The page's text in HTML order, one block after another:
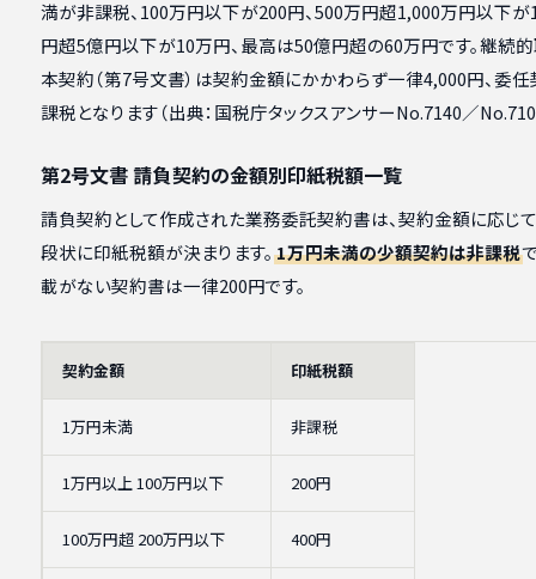
満が非課税、100万円以下が200円、500万円超1,000万円以下が
円超5億円以下が10万円、最高は50億円超の60万円です。継続
本契約（第7号文書）は契約金額にかかわらず一律4,000円、委
課税となります（出典：国税庁タックスアンサーNo.7140／
第2号文書 請負契約の金額別印紙税額一覧
請負契約として作成された業務委託契約書は、契約金額に応じ
段状に印紙税額が決まります。 1万円未満の少額契約は非課税
載がない契約書は一律200円です。
契約金額 印紙税額
1万円未満 非課税
1万円以上 100万円以下 200円
100万円超 200万円以下 400円